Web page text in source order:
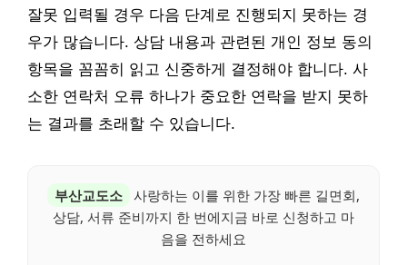
잘못 입력될 경우 다음 단계로 진행되지 못하는 경
우가 많습니다. 상담 내용과 관련된 개인 정보 동의
항목을 꼼꼼히 읽고 신중하게 결정해야 합니다. 사
소한 연락처 오류 하나가 중요한 연락을 받지 못하
는 결과를 초래할 수 있습니다.
부산교도소 사랑하는 이를 위한 가장 빠른 길면회,
상담, 서류 준비까지 한 번에지금 바로 신청하고 마
음을 전하세요